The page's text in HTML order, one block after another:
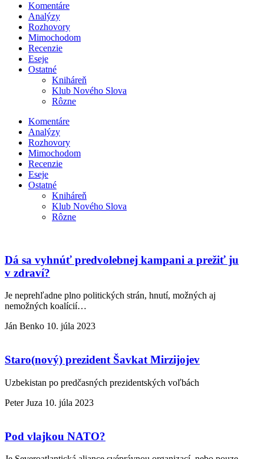
Komentáre
Analýzy
Rozhovory
Mimochodom
Recenzie
Eseje
Ostatné
Kniháreň
Klub Nového Slova
Rôzne
Komentáre
Analýzy
Rozhovory
Mimochodom
Recenzie
Eseje
Ostatné
Kniháreň
Klub Nového Slova
Rôzne
Dá sa vyhnúť predvolebnej kampani a prežiť ju
v zdraví?
Je neprehľadne plno politických strán, hnutí, možných aj
nemožných koalícií…
Ján Benko 10. júla 2023
Staro(nový) prezident Šavkat Mirzijojev
Uzbekistan po predčasných prezidentských voľbách
Peter Juza 10. júla 2023
Pod vlajkou NATO?